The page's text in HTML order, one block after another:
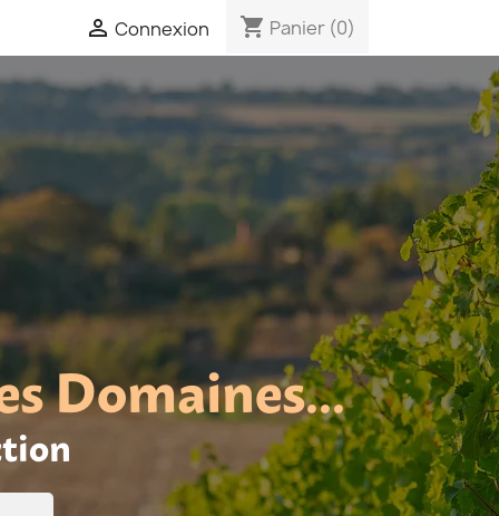
 Connexion shopping_cart Panier (0)
Domaines...